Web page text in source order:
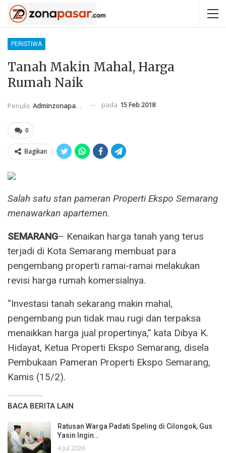
PERISTIWA
Tanah Makin Mahal, Harga
Rumah Naik
Penulis Adminzonapasar pada 15 Feb 2018
0
Bagikan
Salah satu stan pameran Properti Ekspo Semarang
menawarkan apartemen.
SEMARANG– Kenaikan harga tanah yang terus
terjadi di Kota Semarang membuat para
pengembang properti ramai-ramai melakukan
revisi harga rumah komersialnya.
“Investasi tanah sekarang makin mahal,
pengembang pun tidak mau rugi dan terpaksa
menaikkan harga jual propertinya,” kata Dibya K.
Hidayat, Ketua Properti Ekspo Semarang, disela
Pembukaan Pameran Properti Ekspo Semarang,
Kamis (15/2).
BACA BERITA LAIN
Ratusan Warga Padati Speling di Cilongok, Gus
Yasin Ingin…
4 Jul 2026